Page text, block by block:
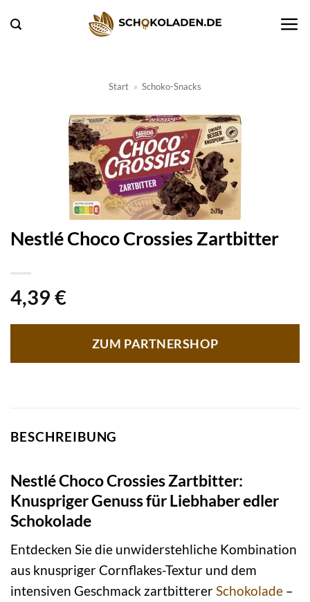
Inhalt
Start » Schoko-Snacks
Nestlé Choco Crossies Zartbitter
4,39 €
ZUM PARTNERSHOP
BESCHREIBUNG
Nestlé Choco Crossies Zartbitter:
Knuspriger Genuss für Liebhaber edler
Schokolade
Entdecken Sie die unwiderstehliche Kombination
aus knuspriger Cornflakes-Textur und dem
intensiven Geschmack zartbittererSchokolade –